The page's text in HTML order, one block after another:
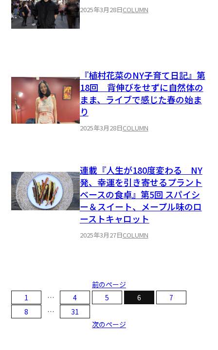
2025年3月28日COLUMN
『植村花菜のNY子育て日記』第
18回 背伸びをせずに自然体の
まま、ライブで感じた春の始ま
り
2025年3月28日COLUMN
連載『人生が180度変わる NY
発、幸運を引き寄せるプラント
ベースの食卓』第5回 スパイシ
ー＆スイート、メープル味のロ
ーストキャロット
2025年3月27日COLUMN
前のページ
1
… 4 5 6
7
8
…
31
次のページ